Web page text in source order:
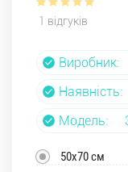
1 відгуків
Виробник:
Наявність:
Модель:
50х70 см